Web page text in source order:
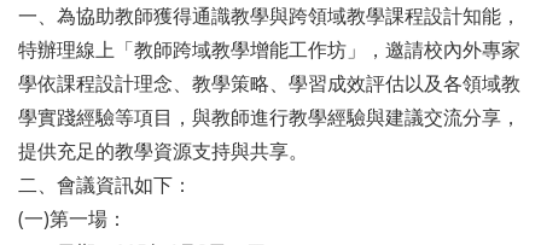
一、為協助教師獲得通識教學與跨領域教學課程設計知能，
特辦理線上「教師跨域教學增能工作坊」，邀請校內外專家
學依課程設計理念、教學策略、學習成效評估以及各領域教
學實踐經驗等項目，與教師進行教學經驗與建議交流分享，
提供充足的教學資源支持與共享。
二、會議資訊如下：
(一)第一場：